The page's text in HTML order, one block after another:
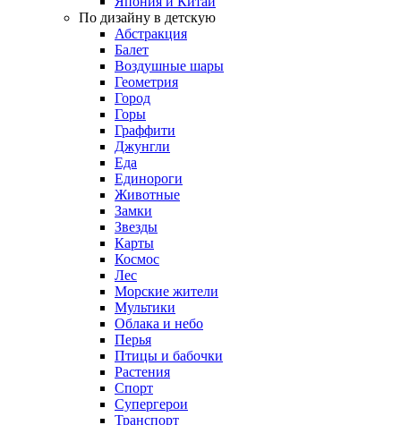
По дизайну в детскую
Абстракция
Балет
Воздушные шары
Геометрия
Город
Горы
Граффити
Джунгли
Еда
Единороги
Животные
Замки
Звезды
Карты
Космос
Лес
Морские жители
Мультики
Облака и небо
Перья
Птицы и бабочки
Растения
Спорт
Супергерои
Транспорт